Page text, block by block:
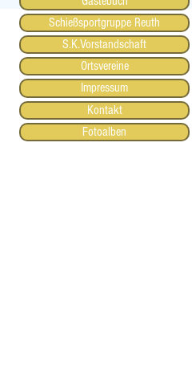
Schießsportgruppe Reuth
S.K.Vorstandschaft
Ortsvereine
Impressum
Kontakt
Fotoalben